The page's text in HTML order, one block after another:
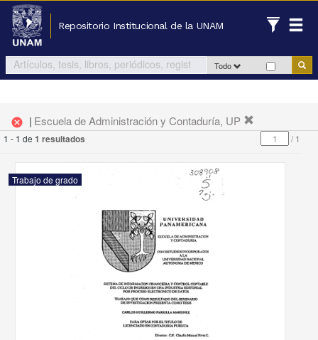
Repositorio Institucional de la UNAM
Todo
cancel | Escuela de Administración y Contaduría, UP
1 - 1 de 1 resultados /1
Trabajo de grado